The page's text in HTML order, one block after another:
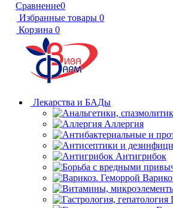
Сравнение0
Избранные товары 0
Корзина 0
Лекарства и БАДы
Аллергия
Антигрибок